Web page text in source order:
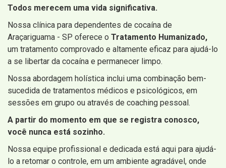
Todos merecem uma vida significativa.
Nossa clínica para dependentes de cocaína de
Araçariguama - SP oferece o Tratamento Humanizado,
um tratamento comprovado e altamente eficaz para ajudá-lo
a se libertar da cocaína e permanecer limpo.
Nossa abordagem holística inclui uma combinação bem-
sucedida de tratamentos médicos e psicológicos, em
sessões em grupo ou através de coaching pessoal.
A partir do momento em que se registra conosco,
você nunca está sozinho.
Nossa equipe profissional e dedicada está aqui para ajudá-
lo a retomar o controle, em um ambiente agradável, onde